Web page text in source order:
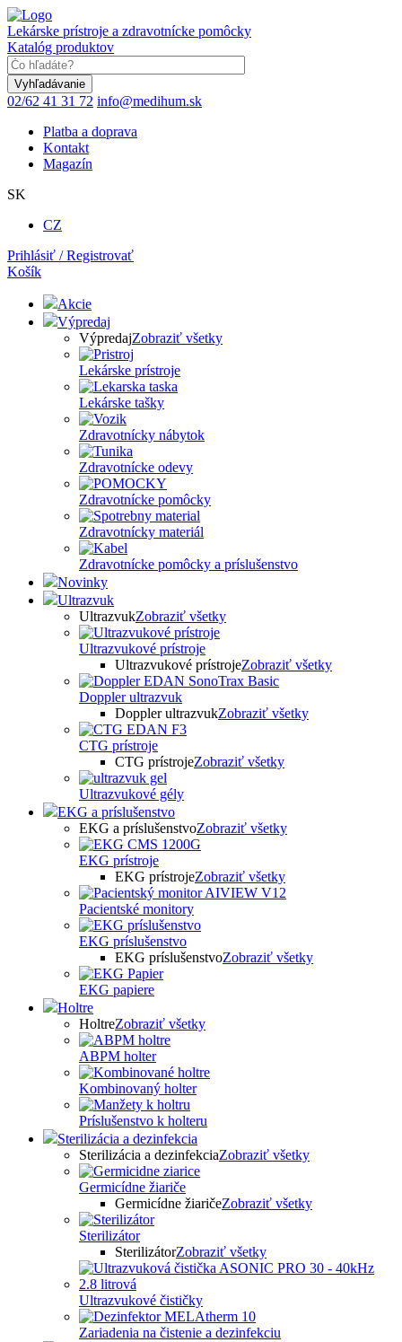
Skočiť
na
hlavný
obsah
Lekárske prístroje a zdravotnícke pomôcky
Katalóg produktov
02/62 41 31 72 info@medihum.sk
Platba a doprava
Kontakt
Magazín
SK
CZ
Prihlásiť / Registrovať
Košík
Akcie
Výpredaj
VýpredajZobraziť všetky
Lekárske prístroje
Lekárske tašky
Zdravotnícky nábytok
Zdravotnícke odevy
Zdravotnícke pomôcky
Zdravotnícky materiál
Zdravotnícke pomôcky a príslušenstvo
Novinky
Ultrazvuk
UltrazvukZobraziť všetky
Ultrazvukové prístroje
Ultrazvukové prístrojeZobraziť všetky
Doppler ultrazvuk
Doppler ultrazvukZobraziť všetky
CTG prístroje
CTG prístrojeZobraziť všetky
Ultrazvukové gély
EKG a príslušenstvo
EKG a príslušenstvoZobraziť všetky
EKG prístroje
EKG prístrojeZobraziť všetky
Pacientské monitory
EKG príslušenstvo
EKG príslušenstvoZobraziť všetky
EKG papiere
Holtre
HoltreZobraziť všetky
ABPM holter
Kombinovaný holter
Príslušenstvo k holteru
Sterilizácia a dezinfekcia
Sterilizácia a dezinfekciaZobraziť všetky
Germicídne žiariče
Germicídne žiaričeZobraziť všetky
Sterilizátor
SterilizátorZobraziť všetky
Ultrazvukové čističky
Zariadenia na čistenie a dezinfekciu